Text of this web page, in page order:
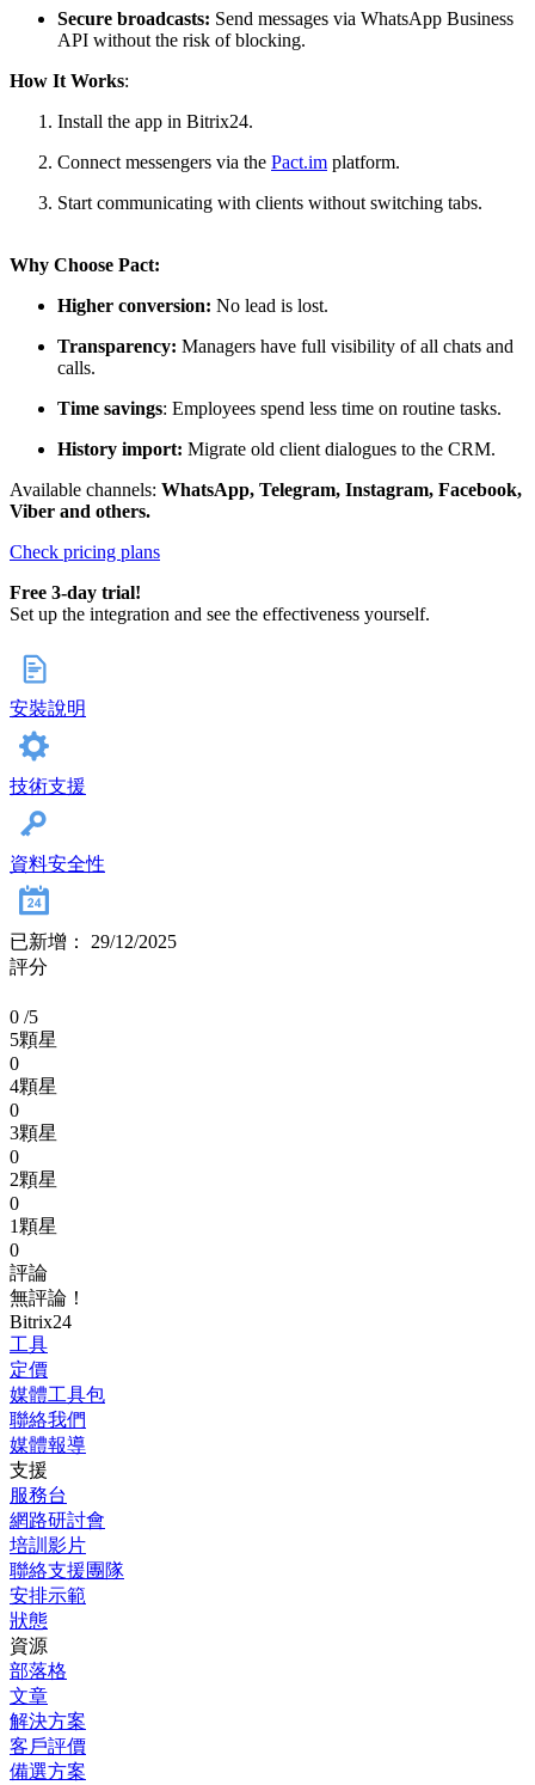
Secure broadcasts: Send messages via WhatsApp Business
API without the risk of blocking.
How It Works:
Install the app in Bitrix24.
Connect messengers via the Pact.im platform.
Start communicating with clients without switching tabs.
Why Choose Pact:
Higher conversion: No lead is lost.
Transparency: Managers have full visibility of all chats and
calls.
Time savings: Employees spend less time on routine tasks.
History import: Migrate old client dialogues to the CRM.
Available channels: WhatsApp, Telegram, Instagram, Facebook,
Viber and others.
Check pricing plans
Free 3-day trial!
Set up the integration and see the effectiveness yourself.
安裝說明
技術支援
資料安全性
已新增： 29/12/2025
評分
0 /5
5顆星
0
4顆星
0
3顆星
0
2顆星
0
1顆星
0
評論
無評論！
Bitrix24
工具
定價
媒體工具包
聯絡我們
媒體報導
支援
服務台
網路研討會
培訓影片
聯絡支援團隊
安排示範
狀態
資源
部落格
文章
解決方案
客戶評價
備選方案